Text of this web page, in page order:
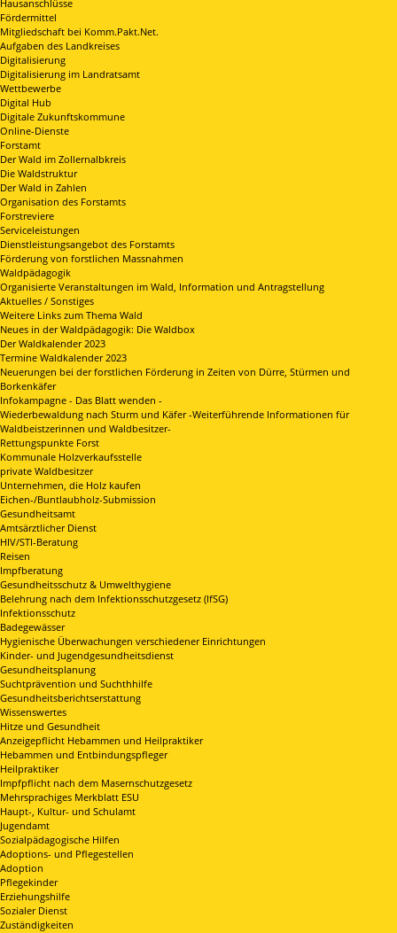
Hausanschlüsse
Fördermittel
Mitgliedschaft bei Komm.Pakt.Net.
Aufgaben des Landkreises
Digitalisierung
Digitalisierung im Landratsamt
Wettbewerbe
Digital Hub
Digitale Zukunftskommune
Online-Dienste
Forstamt
Der Wald im Zollernalbkreis
Die Waldstruktur
Der Wald in Zahlen
Organisation des Forstamts
Forstreviere
Serviceleistungen
Dienstleistungsangebot des Forstamts
Förderung von forstlichen Massnahmen
Waldpädagogik
Organisierte Veranstaltungen im Wald, Information und Antragstellung
Aktuelles / Sonstiges
Weitere Links zum Thema Wald
Neues in der Waldpädagogik: Die Waldbox
Der Waldkalender 2023
Termine Waldkalender 2023
Neuerungen bei der forstlichen Förderung in Zeiten von Dürre, Stürmen und
Borkenkäfer
Infokampagne - Das Blatt wenden -
Wiederbewaldung nach Sturm und Käfer -Weiterführende Informationen für
Waldbeistzerinnen und Waldbesitzer-
Rettungspunkte Forst
Kommunale Holzverkaufsstelle
private Waldbesitzer
Unternehmen, die Holz kaufen
Eichen-/Buntlaubholz-Submission
Gesundheitsamt
Amtsärztlicher Dienst
HIV/STI-Beratung
Reisen
Impfberatung
Gesundheitsschutz & Umwelthygiene
Belehrung nach dem Infektionsschutzgesetz (IfSG)
Infektionsschutz
Badegewässer
Hygienische Überwachungen verschiedener Einrichtungen
Kinder- und Jugendgesundheitsdienst
Gesundheitsplanung
Suchtprävention und Suchthhilfe
Gesundheitsberichtserstattung
Wissenswertes
Hitze und Gesundheit
Anzeigepflicht Hebammen und Heilpraktiker
Hebammen und Entbindungspfleger
Heilpraktiker
Impfpflicht nach dem Masernschutzgesetz
Mehrsprachiges Merkblatt ESU
Haupt-, Kultur- und Schulamt
Jugendamt
Sozialpädagogische Hilfen
Adoptions- und Pflegestellen
Adoption
Pflegekinder
Erziehungshilfe
Sozialer Dienst
Zuständigkeiten